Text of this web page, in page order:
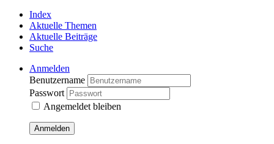
Index
Aktuelle Themen
Aktuelle Beiträge
Suche
Anmelden
Benutzername
Passwort
Angemeldet bleiben
Anmelden